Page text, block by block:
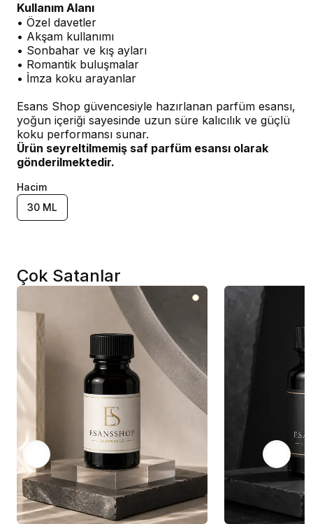
Kullanım Alanı
• Özel davetler
• Akşam kullanımı
• Sonbahar ve kış ayları
• Romantik buluşmalar
• İmza koku arayanlar
Esans Shop güvencesiyle hazırlanan parfüm esansı,
yoğun içeriği sayesinde uzun süre kalıcılık ve güçlü
koku performansı sunar.
Ürün seyreltilmemiş saf parfüm esansı olarak
gönderilmektedir.
Hacim
30 ML
Çok Satanlar